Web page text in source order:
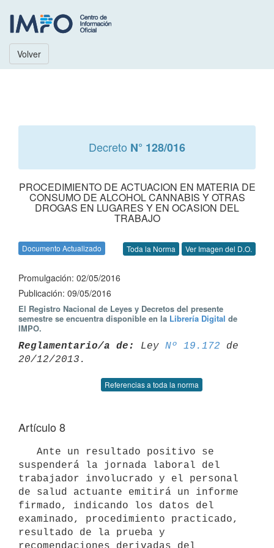
Volver
Decreto N° 128/016
PROCEDIMIENTO DE ACTUACION EN MATERIA DE
CONSUMO DE ALCOHOL CANNABIS Y OTRAS
DROGAS EN LUGARES Y EN OCASION DEL
TRABAJO
Documento Actualizado Toda la Norma Ver Imagen del D.O.
Promulgación: 02/05/2016
Publicación: 09/05/2016
El Registro Nacional de Leyes y Decretos del presente
semestre se encuentra disponible en la Librería Digital de
IMPO.
Reglamentario/a de: Ley Nº 19.172 de
Referencias a toda la norma
Artículo 8
suspenderá la jornada laboral del
trabajador involucrado y el personal
de salud actuante emitirá un informe
firmado, indicando los datos del
examinado, procedimiento practicado,
resultado de la prueba y